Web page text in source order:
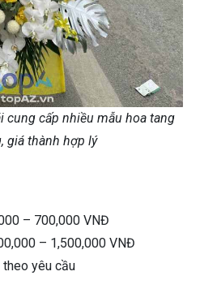
cung cấp nhiều mẫu hoa tang
giá thành hợp lý
– 700,000 VNĐ
– 1,500,000 VNĐ
theo yêu cầu